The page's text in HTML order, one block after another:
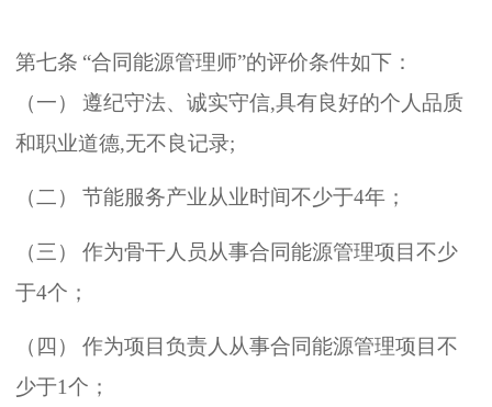
第七条 “合同能源管理师”的评价条件如下 ：
（一） 遵纪守法、 诚实守信,具有良好的个人品质
和职业道德,无不良记录;
（二） 节能服务产业从业时间不少于4年 ；
（三 ）
作为骨干人员从事合同能源管理项目不少
于4个 ；
（ 四 ）
作为项目负责人从事合同能源管理项目不
少于1个 ；